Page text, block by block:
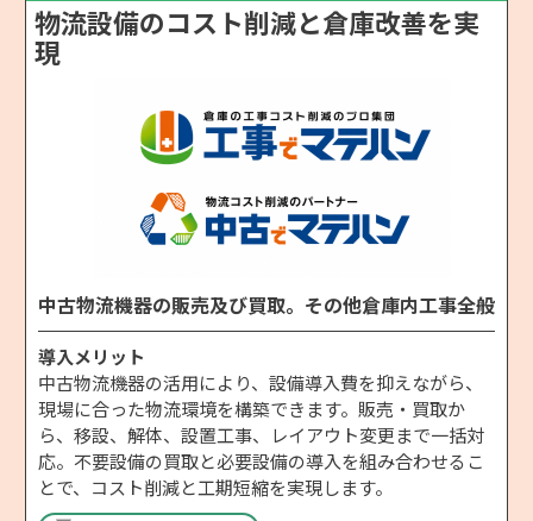
物流設備のコスト削減と倉庫改善を実
現
中古物流機器の販売及び買取。その他倉庫内工事全般
導入メリット
中古物流機器の活用により、設備導入費を抑えながら、
現場に合った物流環境を構築できます。販売・買取か
ら、移設、解体、設置工事、レイアウト変更まで一括対
応。不要設備の買取と必要設備の導入を組み合わせるこ
とで、コスト削減と工期短縮を実現します。